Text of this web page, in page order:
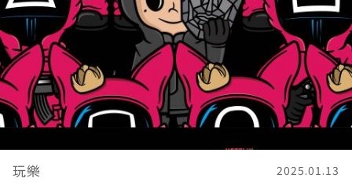
玩樂 2025.01.13